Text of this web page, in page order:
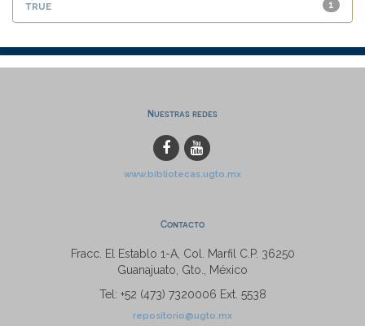
1
true
Nuestras redes
www.bibliotecas.ugto.mx
Contacto
Fracc. El Establo 1-A, Col. Marfil C.P. 36250
Guanajuato, Gto., México
Tel: +52 (473) 7320006 Ext. 5538
repositorio@ugto.mx